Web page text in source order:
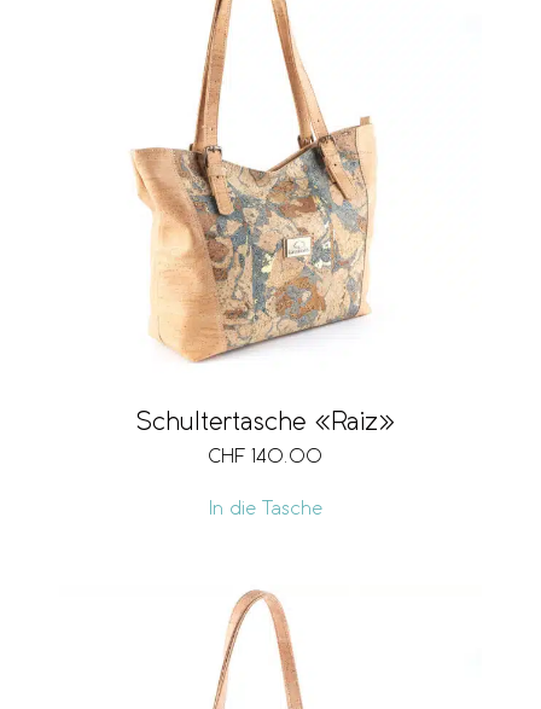
Schultertasche «Raiz»
CHF 140.00
In die Tasche